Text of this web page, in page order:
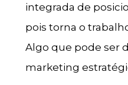
integrada de
pois torna o
Algo que pode ser
marketing